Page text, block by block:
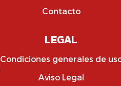
Contacto
LEGAL
Condiciones generales de
Aviso Legal